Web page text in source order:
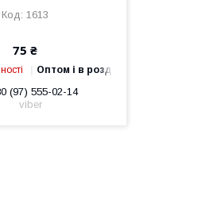
1613
75 ₴
Оптом і в роздріб
(97) 555-02-14
viber